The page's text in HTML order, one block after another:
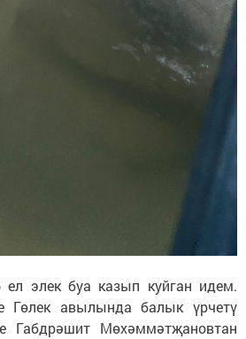
элек буа казып куйган идем.
Гөлек авылында балык үрчетү
Габдрәшит Мөхәммәтҗановтан